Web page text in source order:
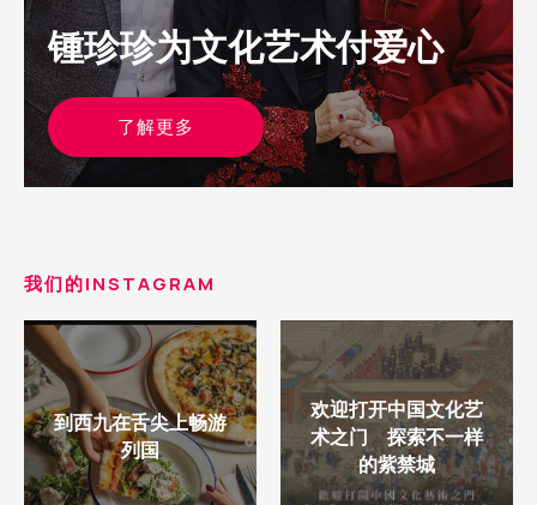
锺珍珍为文化艺术付爱心
了解更多
我们的INSTAGRAM
到西九在舌尖上畅游
列国
欢迎打开中国文化艺
术之门 探索不一样
的紫禁城